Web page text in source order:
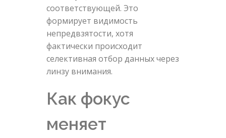
соответствующей. Это
формирует видимость
непредвзятости, хотя
фактически происходит
селективная отбор данных через
линзу внимания.
Как фокус
меняет